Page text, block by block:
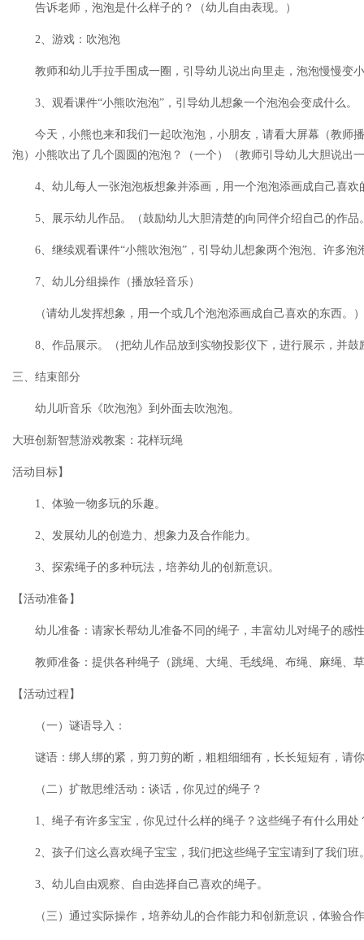
告诉老师，泡泡是什么样子的？（幼儿自由表现。）
2、游戏：吹泡泡
教师和幼儿手拉手围成一圈，引导幼儿说出向里走，泡泡慢慢变
3、观看课件“小熊吹泡泡”，引导幼儿想象一个泡泡会变成什么。
今天，小熊也来和我们一起吹泡泡，小朋友，请看大屏幕（教师
泡）小熊吹出了几个圆圆的泡泡？（一个）（教师引导幼儿大胆说出
4、幼儿每人一张泡泡板想象并添画，用一个泡泡添画成自己喜欢
5、展示幼儿作品。（鼓励幼儿大胆清楚的向同伴介绍自己的作品
6、继续观看课件“小熊吹泡泡”，引导幼儿想象两个泡泡、许多泡
7、幼儿分组操作（播放轻音乐）
（请幼儿发挥想象，用一个或几个泡泡添画成自己喜欢的东西。）
8、作品展示。（把幼儿作品放到实物投影仪下，进行展示，并鼓
三、结束部分
幼儿听音乐《吹泡泡》到外面去吹泡泡。
大班创新智慧游戏教案：花样玩绳
活动目标】
1、体验一物多玩的乐趣。
2、发展幼儿的创造力、想象力及合作能力。
3、探索绳子的多种玩法，培养幼儿的创新意识。
【活动准备】
幼儿准备：请家长帮幼儿准备不同的绳子，丰富幼儿对绳子的感
教师准备：提供各种绳子（跳绳、大绳、毛线绳、布绳、麻绳、
【活动过程】
（一）谜语导入：
谜语：绑人绑的紧，剪刀剪的断，粗粗细细有，长长短短有，请
（二）扩散思维活动：谈话，你见过的绳子？
1、绳子有许多宝宝，你见过什么样的绳子？这些绳子有什么用处
2、孩子们这么喜欢绳子宝宝，我们把这些绳子宝宝请到了我们班
3、幼儿自由观察、自由选择自己喜欢的绳子。
（三）通过实际操作，培养幼儿的合作能力和创新意识，体验合